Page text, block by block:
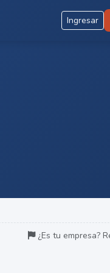
Ingresar
¿Es tu empresa?